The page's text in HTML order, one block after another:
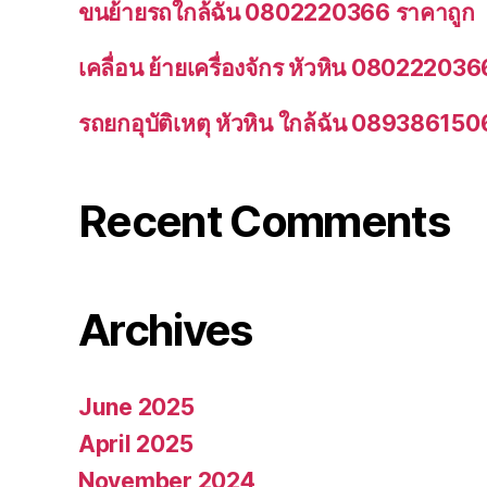
ขนย้ายรถใกล้ฉัน 0802220366 ราคาถูก
เคลื่อน ย้ายเครื่องจักร หัวหิน
รถยกอุบัติเหตุ หัวหิน ใกล้ฉัน
Recent Comments
Archives
June 2025
April 2025
November 2024